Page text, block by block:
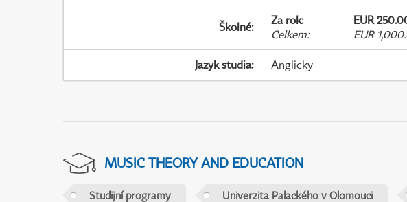
Školné: Za rok:
EUR
Celkem: EUR
Jazyk studia: Anglicky
MUSIC THEORY AND EDUCATION
Studijní programy Univerzita Palackého v Olomouci